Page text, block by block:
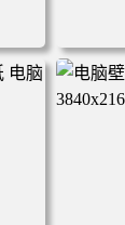
森
电脑壁
面 高清